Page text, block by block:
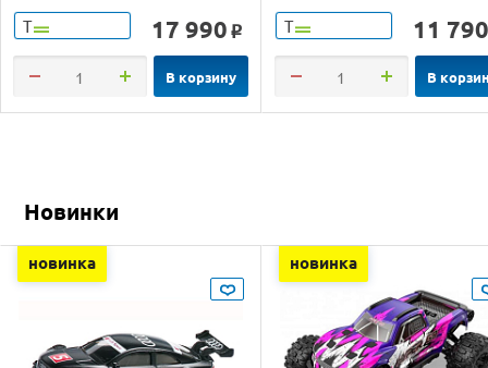
Т 17 990 o
В корзину
Т 11 790
В
Новинки
новинка новинка